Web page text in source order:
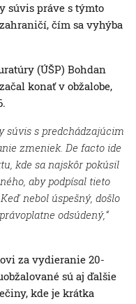
súvis práve s týmto
čím sa vyhýba
(ÚŠP) Bohdan
konať v obžalobe,
súvis s predchádzajúcim
zmeniek. De facto ide
kde sa najskôr pokúsil
aby podpísal tieto
nebol úspešný, došlo
odsúdený,“
za vydieranie 20-
sú aj ďalšie
kde je krátka